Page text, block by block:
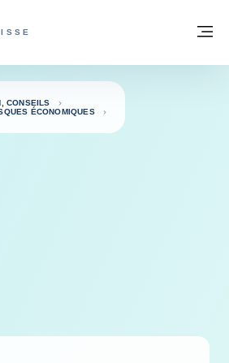
FOR TRADE - PAGE
CONSEILS
ÉCONOMIQUES